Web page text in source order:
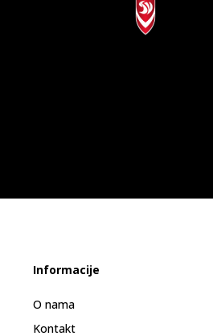
Informacije
O nama
Kontakt